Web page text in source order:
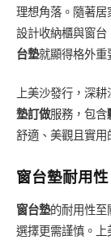
理想角落。隨著
設計收納櫃與窗
台墊就顯得格外重
上美沙發行，深
墊訂做服務，包含
舒適、美觀且實用
窗台墊耐用
窗台墊的耐用性至
選擇更需謹慎。